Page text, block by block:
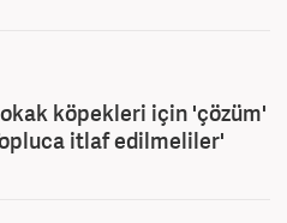
köpekleri için 'çözüm'
itlaf edilmeliler'